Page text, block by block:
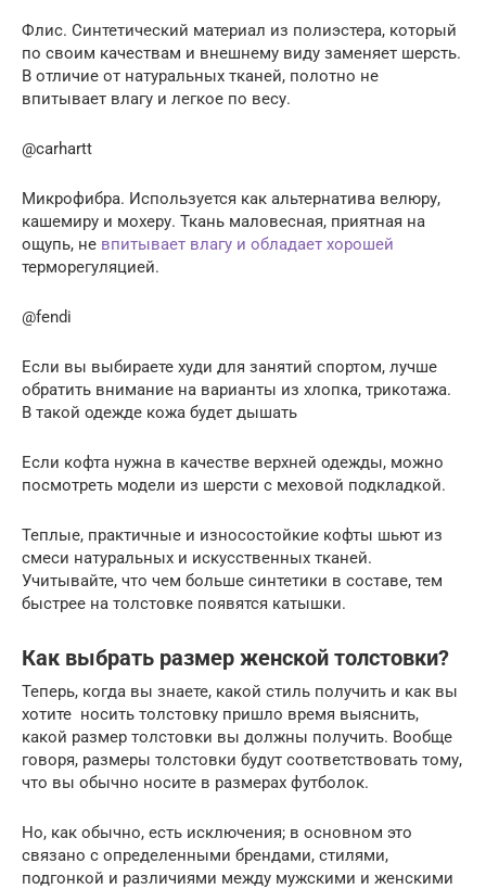
Флис. Синтетический материал из полиэстера, который
по своим качествам и внешнему виду заменяет шерсть.
В отличие от натуральных тканей, полотно не
впитывает влагу и легкое по весу.
@carhartt
Микрофибра. Используется как альтернатива велюру,
кашемиру и мохеру. Ткань маловесная, приятная на
ощупь, не впитывает влагу и обладает хорошей
терморегуляцией.
@fendi
Если вы выбираете худи для занятий спортом, лучше
обратить внимание на варианты из хлопка, трикотажа.
В такой одежде кожа будет дышать
Если кофта нужна в качестве верхней одежды, можно
посмотреть модели из шерсти с меховой подкладкой.
Теплые, практичные и износостойкие кофты шьют из
смеси натуральных и искусственных тканей.
Учитывайте, что чем больше синтетики в составе, тем
быстрее на толстовке появятся катышки.
Как выбрать размер женской толстовки?
Теперь, когда вы знаете, какой стиль получить и как вы
хотите носить толстовку пришло время выяснить,
какой размер толстовки вы должны получить. Вообще
говоря, размеры толстовки будут соответствовать тому,
что вы обычно носите в размерах футболок.
Но, как обычно, есть исключения; в основном это
связано с определенными брендами, стилями,
подгонкой и различиями между мужскими и женскими